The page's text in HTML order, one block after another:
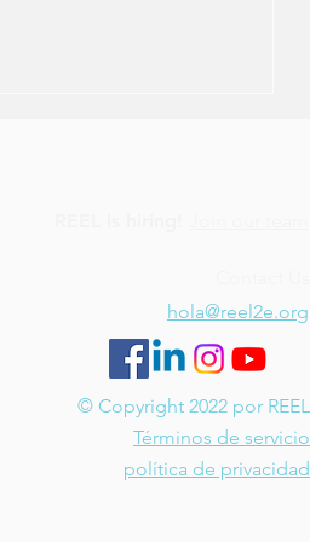
emocional en
hola@reel2e.org
© Copyright 2022 por REEL
Términos de servicio
política de privacidad